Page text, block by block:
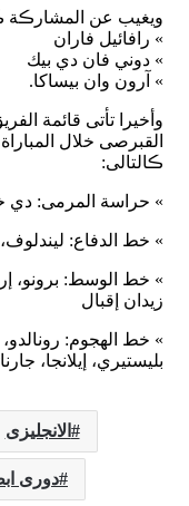
ويغيب عن المشارڪة
» رافائيل فاران
» دوني فان دي بيك
» آرون وان بيساكا.
وأخيرا تأتى قائمة
القبرصى خلال
ڪالتالى:
» حراسة المرمى: دي
» خط الدفاع: ليندلوف،
» خط الوسط: برونو،
زيدان إقبال
» خط الهجوم:
بليستيري، إيلانجا،
الانجليزى
دورى